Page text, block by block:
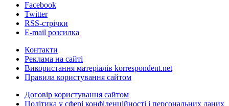
Facebook
Twitter
RSS-стрічки
E-mail розсилка
Контакти
Реклама на сайті
Використання матеріалів korrespondent.net
Правила користування сайтом
Договір користування сайтом
Політика у сфері конфіденційності і персональних даних